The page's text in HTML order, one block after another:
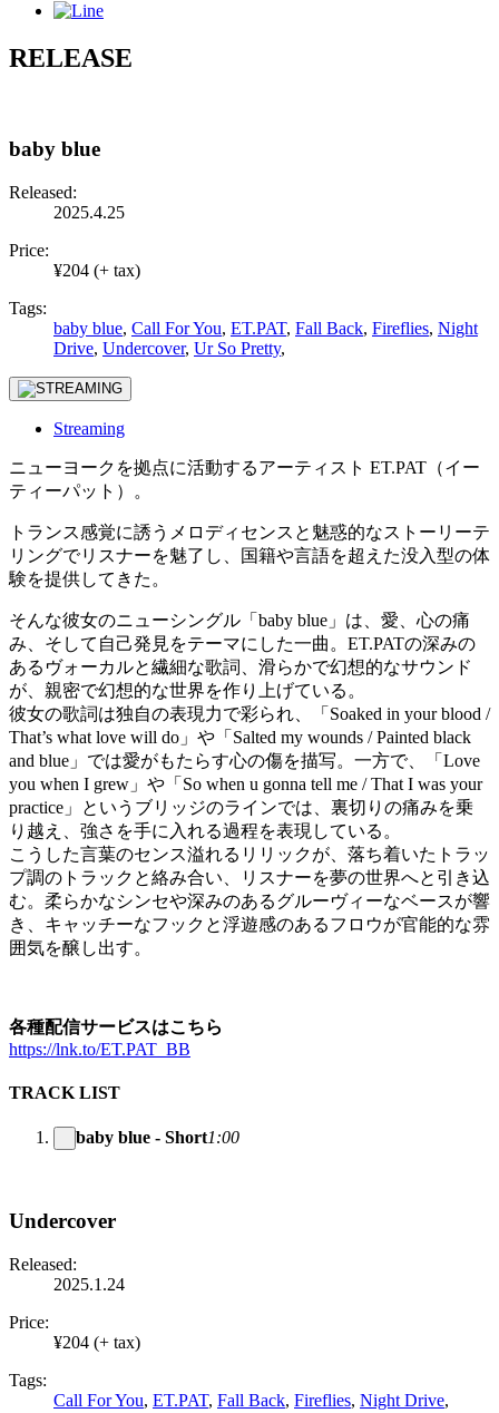
RELEASE
baby blue
Released:
2025.4.25
Price:
¥204 (+ tax)
Tags:
baby blue, Call For You, ET.PAT, Fall Back, Fireflies, Night
Drive, Undercover, Ur So Pretty,
Streaming
ニューヨークを拠点に活動するアーティスト ET.PAT（イー
ティーパット）。
トランス感覚に誘うメロディセンスと魅惑的なストーリーテ
リングでリスナーを魅了し、国籍や言語を超えた没入型の体
験を提供してきた。
そんな彼女のニューシングル「baby blue」は、愛、心の痛
み、そして自己発見をテーマにした一曲。ET.PATの深みの
あるヴォーカルと繊細な歌詞、滑らかで幻想的なサウンド
が、親密で幻想的な世界を作り上げている。
彼女の歌詞は独自の表現力で彩られ、「Soaked in your blood /
That’s what love will do」や「Salted my wounds / Painted black
and blue」では愛がもたらす心の傷を描写。一方で、「Love
you when I grew」や「So when u gonna tell me / That I was your
practice」というブリッジのラインでは、裏切りの痛みを乗
り越え、強さを手に入れる過程を表現している。
こうした言葉のセンス溢れるリリックが、落ち着いたトラッ
プ調のトラックと絡み合い、リスナーを夢の世界へと引き込
む。柔らかなシンセや深みのあるグルーヴィーなベースが響
き、キャッチーなフックと浮遊感のあるフロウが官能的な雰
囲気を醸し出す。
各種配信サービスはこちら
https://lnk.to/ET.PAT_BB
TRACK LIST
baby blue - Short1:00
Undercover
Released:
2025.1.24
Price:
¥204 (+ tax)
Tags:
Call For You, ET.PAT, Fall Back, Fireflies, Night Drive,